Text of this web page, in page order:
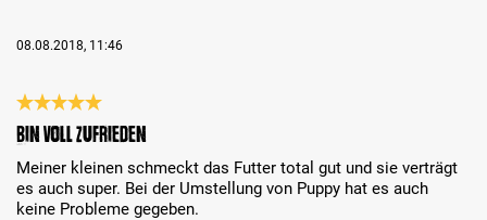
08.08.2018, 11:46
Review with rating of 5 out of 5 stars
Bin voll Zufrieden
Meiner kleinen schmeckt das Futter total gut und sie verträgt
es auch super. Bei der Umstellung von Puppy hat es auch
keine Probleme gegeben.